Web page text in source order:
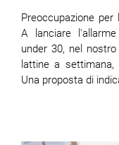
Preoccupazione
A lanciare
under 30, nel
lattine a
Una proposta di